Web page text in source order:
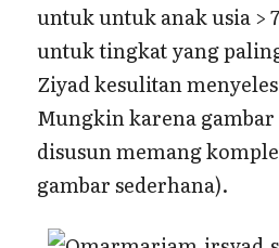
untuk untuk anak usia >
untuk tingkat yang
Ziyad kesulitan
Mungkin karena
disusun memang
gambar sederhana).